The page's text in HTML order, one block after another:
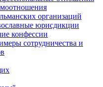
организаций
юрисдикции
конфессии
сотрудничества и